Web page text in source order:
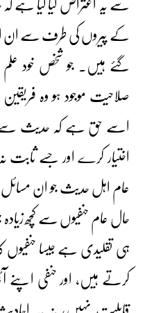
کے پیروں کی طرف سے
گئے ہیں۔ جو شخص خود علم
صلاحیت موجود ہو وہ
اسے حق ہے کہ حدیث
اختیار کرے اور جسے
عام اہل حدیث جو ان
حال عام حنفیوں سے کچھ
ہی تقلیدی ہے جیسا حنفیوں
کرتے ہیں، اور حنفی اپنے